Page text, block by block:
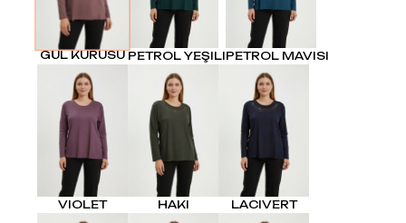
GÜL KURUSU PETROL YEŞILIPETROL MAVISI
VIOLET HAKI LACIVERT